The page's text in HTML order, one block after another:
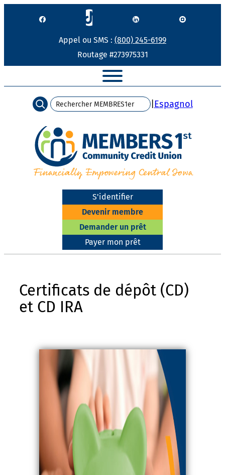
Appel ou SMS : (800) 245-6199
Routage #273975331
Recherche | Espagnol
S'identifier
Devenir membre
Demander un prêt
Payer mon prêt
Certificats de dépôt (CD)
et CD IRA